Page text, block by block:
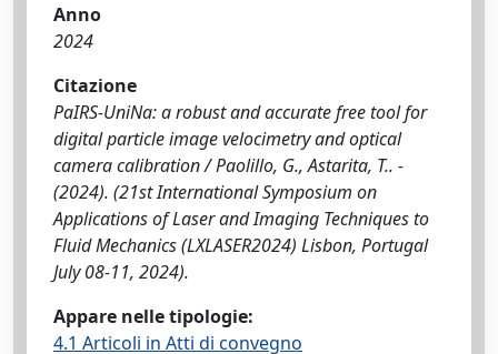
Anno
2024
Citazione
PaIRS-UniNa: a robust and accurate free tool for
digital particle image velocimetry and optical
camera calibration / Paolillo, G., Astarita, T.. -
(2024). (21st International Symposium on
Applications of Laser and Imaging Techniques to
Fluid Mechanics (LXLASER2024) Lisbon, Portugal
July 08-11, 2024).
Appare nelle tipologie:
4.1 Articoli in Atti di convegno